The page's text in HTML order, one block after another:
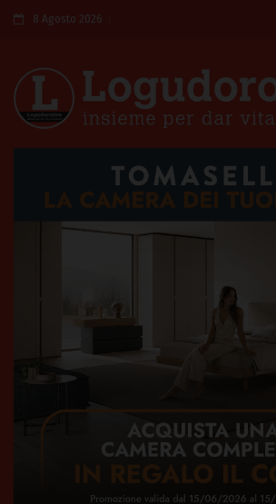
8 Agosto 2026